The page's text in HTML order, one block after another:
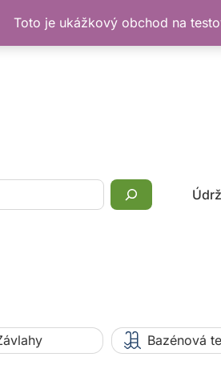
Toto je ukážkový obchod na
Bazénová